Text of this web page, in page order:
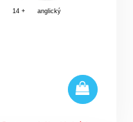
14 + anglický